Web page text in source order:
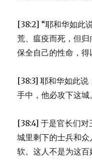
[38:2] “耶和华如此
荒、瘟疫而死，但归
保全自己的性命，得
[38:3] 耶和华如此说
手中，他必攻下这城
[38:4] 于是官长们对
城里剩下的士兵和
软。这人不是为这